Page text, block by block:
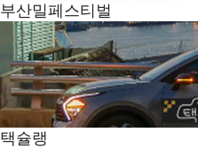
부산밀페스티벌
택슐랭